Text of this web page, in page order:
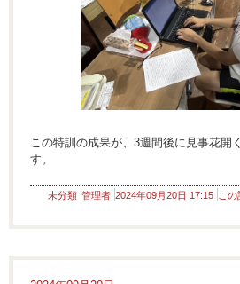
この特訓の成果が、3週間後に見事花開
す。
未分類 管理者 2024年09月20日 17:15 こ